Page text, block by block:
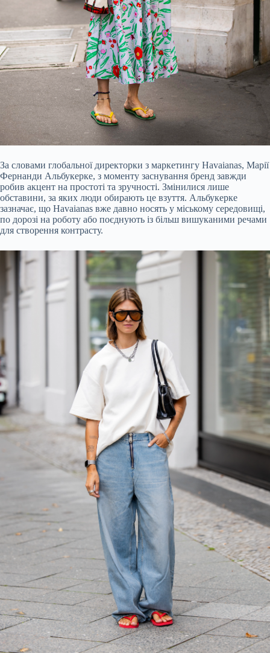
За словами глобальної директорки з маркетингу Havaianas, Марії
Фернанди Альбукерке, з моменту заснування бренд завжди
робив акцент на простоті та зручності. Змінилися лише
обставини, за яких люди обирають це взуття. Альбукерке
зазначає, що Havaianas вже давно носять у міському середовищі,
по дорозі на роботу або поєднують із більш вишуканими речами
для створення контрасту.